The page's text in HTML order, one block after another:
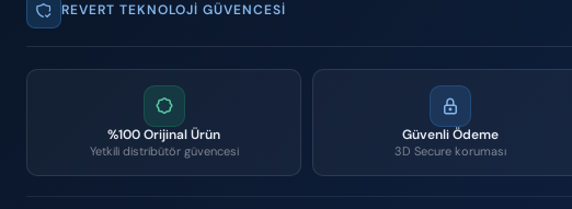
REVERT TEKNOLOJI GÜVENCESI
%100 Orijinal Ürün
Yetkili distribütör güvencesi
Güvenli Ödeme
3D Secure koruması